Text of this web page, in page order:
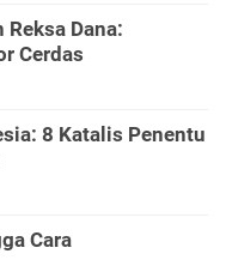
Dana:
Cerdas
8 Katalis Penentu
Cara